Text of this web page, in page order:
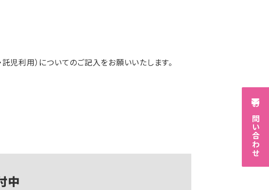
お問い合わせ
児利用）についてのご記入をお願いいたします。
中